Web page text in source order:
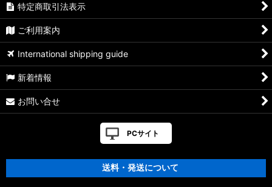
特定商取引法表示
ご利用案内
International shipping guide
新着情報
お問い合せ
PCサイト
送料・発送について